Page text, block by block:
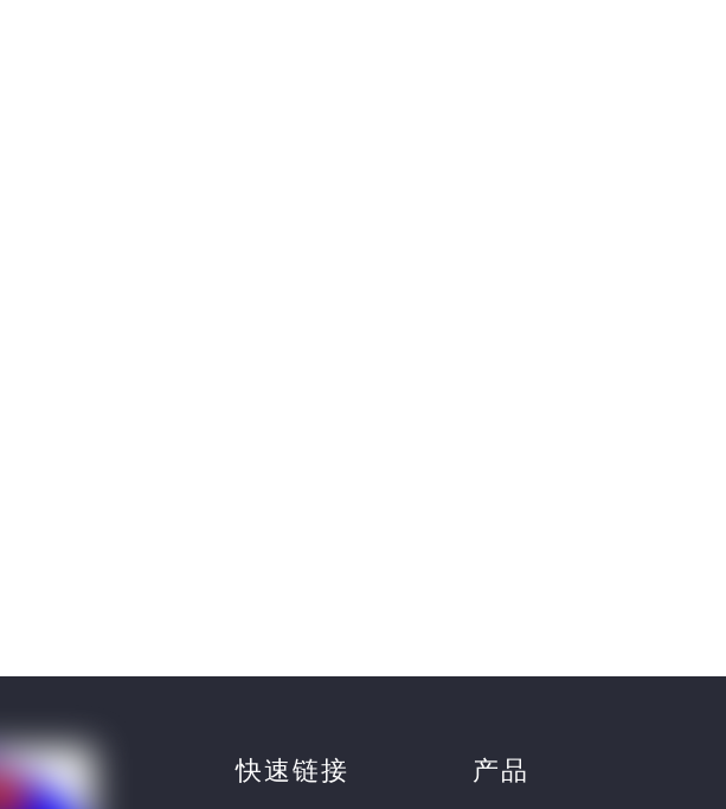
快速链接 产品